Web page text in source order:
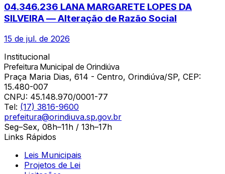
04.346.236 LANA MARGARETE LOPES DA
SILVEIRA — Alteração de Razão Social
15 de jul. de 2026
Institucional
Prefeitura Municipal de Orindiúva
Praça Maria Dias, 614 - Centro, Orindiúva/SP, CEP:
15.480-007
CNPJ: 45.148.970/0001-77
Tel: (17) 3816-9600
prefeitura@orindiuva.sp.gov.br
Seg–Sex, 08h–11h / 13h–17h
Links Rápidos
Leis Municipais
Projetos de Lei